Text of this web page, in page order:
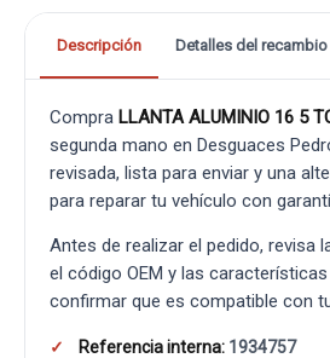
Descripción Detalles del recambio
Compra LLANTA ALUMINIO 16 5
segunda mano en Desguaces
revisada, lista para enviar y una
para reparar tu vehículo con
Antes de realizar el pedido, revisa
el código OEM y las
confirmar que es compatible con
Referencia interna: 1934757